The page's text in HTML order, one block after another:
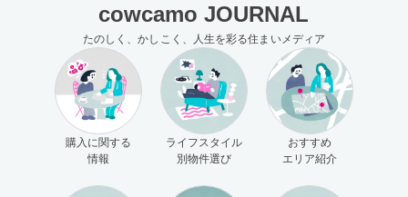
cowcamo JOURNAL
たのしく、かしこく、人生を彩る住まいメディア
購入に関する
情報
ライフスタイル
別物件選び
おすすめ
エリア紹介